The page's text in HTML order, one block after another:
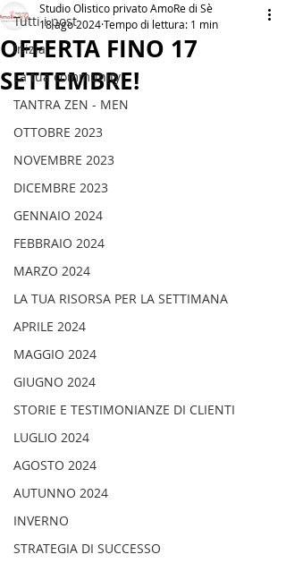
Tutti i post
Inizia
La tua community
TANTRA ZEN - MEN
OTTOBRE 2023
NOVEMBRE 2023
DICEMBRE 2023
GENNAIO 2024
FEBBRAIO 2024
MARZO 2024
LA TUA RISORSA PER LA SETTIMANA
APRILE 2024
MAGGIO 2024
GIUGNO 2024
STORIE E TESTIMONIANZE DI CLIENTI
LUGLIO 2024
AGOSTO 2024
AUTUNNO 2024
INVERNO
STRATEGIA DI SUCCESSO
OFFERTA FINO 17
SETTEMBRE!
Studio Olistico privato AmoRe di Sè
18 ago 2024Tempo di lettura: 1 min